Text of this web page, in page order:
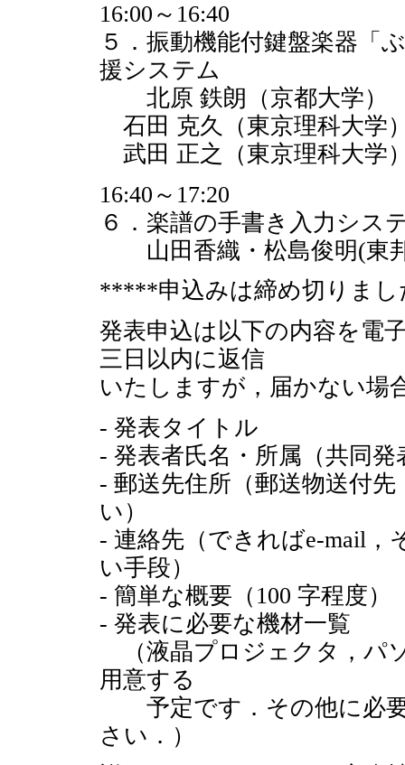
16:00～16:40
５．振動機能付鍵盤楽器「
援システム
北原 鉄朗（京都大学）
石田 克久（東京理科大学
武田 正之（東京理科大学
16:40～17:20
６．楽譜の手書き入力シ
山田香織・松島俊明(東
*****申込みは締め切りま
発表申込は以下の内容を電
三日以内に返信
いたしますが，届かない場
- 発表タイトル
- 発表者氏名・所属（共同
- 郵送先住所（郵送物送付
い）
- 連絡先（できればe-mail，
い手段）
- 簡単な概要（100 字程度）
- 発表に必要な機材一覧
（液晶プロジェクタ，パ
用意する
予定です．その他に必要
さい．）